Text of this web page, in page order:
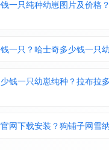
一只纯种幼崽图片及价格
一只？哈士奇多少钱一只
钱一只幼崽纯种？拉布拉
网下载安装？狗铺子网雪